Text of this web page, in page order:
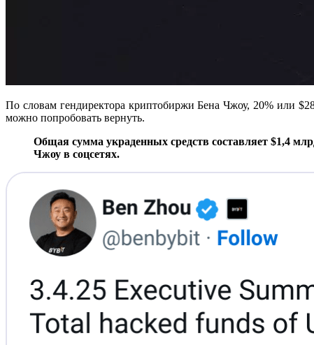
По словам гендиректора криптобиржи Бена Чжоу, 20% или
можно попробовать вернуть.
Общая сумма украденных средств составляет $1,4
Чжоу в соцсетях.